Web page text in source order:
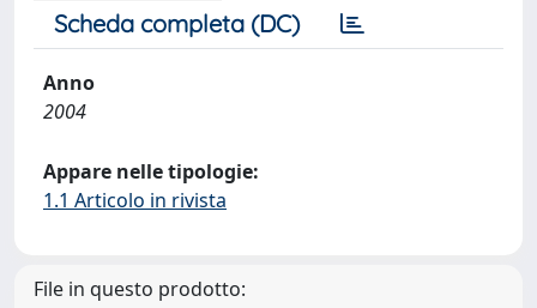
Scheda completa (DC)
Anno
2004
Appare nelle tipologie:
1.1 Articolo in rivista
File in questo prodotto: